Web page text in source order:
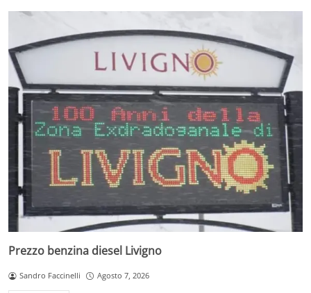
Prezzo benzina diesel Livigno
Sandro Faccinelli Agosto 7, 2026